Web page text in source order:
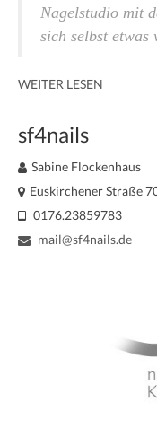
Nagelstudio mit
sich selbst etwas
WEITER LESEN
sf4nails
Sabine Flockenhaus
Euskirchener Straße
0176.23859783
mail@sf4nails.de